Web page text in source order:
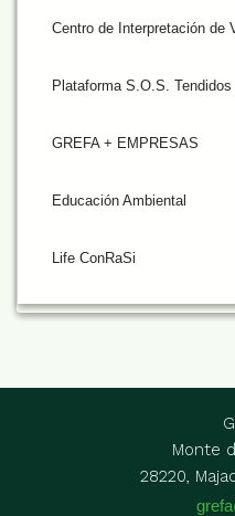
Centro de Interpretación de
Plataforma S.O.S.
GREFA + EMPRESAS
Educación Ambiental
Life ConRaSi
Monte
28220,